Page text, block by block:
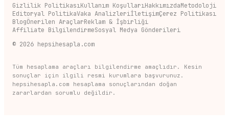
Gizlilik PolitikasıKullanım KoşullarıHakkımızdaMetodoloji
Editoryal PolitikaVaka AnalizleriİletişimÇerez Politikası
BlogÖnerilen AraçlarReklam & İşbirliği
Affiliate BilgilendirmeSosyal Medya Gönderileri
© 2026 hepsihesapla.com
Tüm hesaplama araçları bilgilendirme amaçlıdır. Kesin
sonuçlar için ilgili resmi kurumlara başvurunuz.
hepsihesapla.com hesaplama sonuçlarından doğan
zararlardan sorumlu değildir.